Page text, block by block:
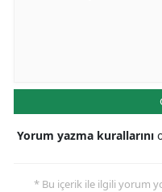
Yorum yazma kurallarını
* Bu içerik ile ilgili yorum